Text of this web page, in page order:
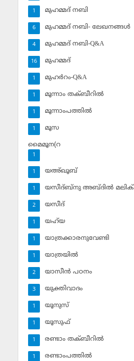
മുഹമ്മദ് നബി
1
മുഹമ്മദ് നബി- ലേഖനങ്ങള്‍
6
മുഹമ്മദ് നബി-Q&A
4
മുഹമ്മദ്‌
16
മുഹര്‍റം-Q&A
1
മൂന്നാം തക്ബീറില്‍
1
മൂന്നാംപത്തില്‍
1
മൂസ
1
മൈമൂന(റ
1
യഅ്ഖൂബ്‌
1
യസീദ്ബ്‌നു അബ്ദില്‍ മലിക്‌
1
യസീദ്‌
2
യഹ്‌യ
1
യാത്രക്കാരനുവേണ്ടി
1
യാത്രയില്‍
1
യാസീന്‍ പഠനം
2
യുക്തിവാദം
3
യൂനുസ്‌
1
യൂസുഫ്‌
1
രണ്ടാം തക്ബീറില്‍
1
രണ്ടാംപത്തില്‍
1